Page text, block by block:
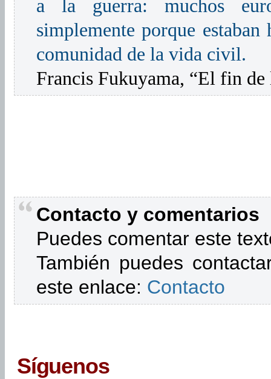
a la guerra: muchos
simplemente porque
comunidad de la vida civil.
Francis Fukuyama, “El fin
Contacto y comentarios
Puedes comentar este
También puedes
este enlace: Contacto
Síguenos